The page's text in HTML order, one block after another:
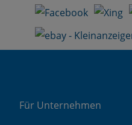
Für Unternehmen